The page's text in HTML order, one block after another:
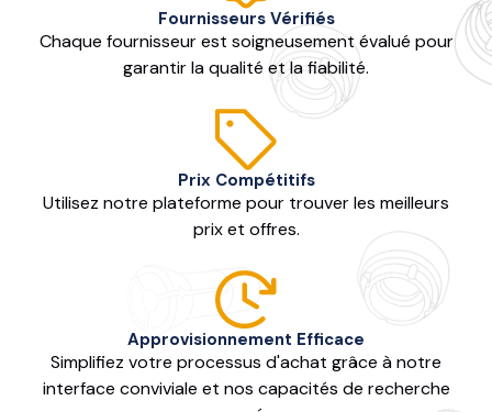
Fournisseurs Vérifiés
Chaque fournisseur est soigneusement évalué pour
garantir la qualité et la fiabilité.
Prix Compétitifs
Utilisez notre plateforme pour trouver les meilleurs
prix et offres.
Approvisionnement Efficace
Simplifiez votre processus d'achat grâce à notre
interface conviviale et nos capacités de recherche